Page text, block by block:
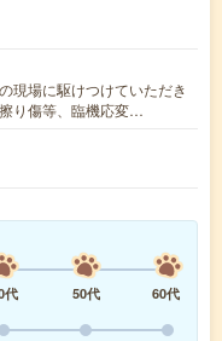
現場に駆けつけていただき
り傷等、臨機応変…
代 50代
60代